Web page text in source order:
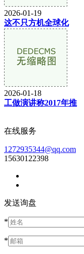
2026-01-19
这不只方机全球化
2026-01-18
工做演讲称2017年推
在线服务
1272935344@qq.com
15630122398
发送询盘
*
*